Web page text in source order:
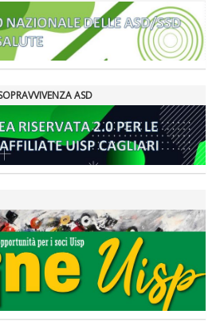
valorizzi le nostre specificità"
ma prosegue anche in estate
ASD